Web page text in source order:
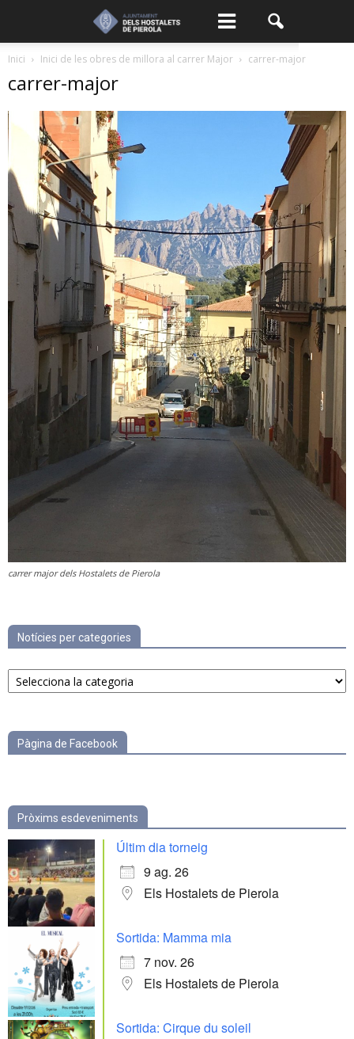
Inici Inici de les obres de millora al carrer Major carrer-major
carrer-major
carrer major dels Hostalets de Pierola
Notícies per categories
Notícies
per
Pàgina de Facebook
Pròxims esdeveniments
Últim dia torneig
9 ag. 26
Els Hostalets de Pierola
Sortida: Mamma mia
7 nov. 26
Els Hostalets de Pierola
Sortida: Cirque du soleil